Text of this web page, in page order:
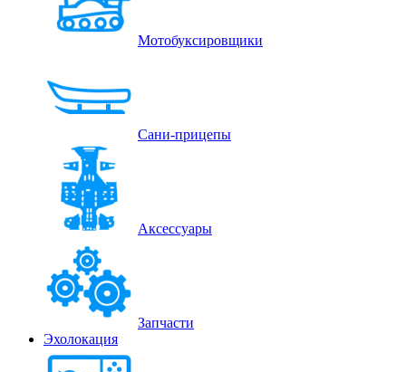
Мотобуксировщики
Сани-прицепы
Аксессуары
Запчасти
Эхолокация